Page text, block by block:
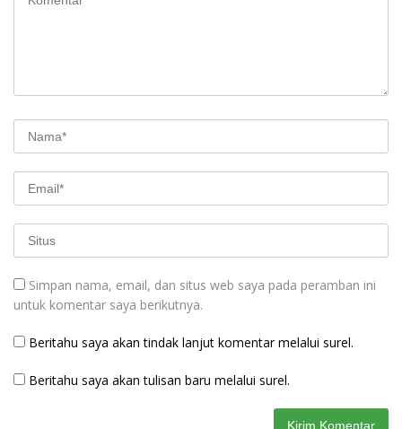
Simpan nama, email, dan situs web saya pada peramban ini
untuk komentar saya berikutnya.
Beritahu saya akan tindak lanjut komentar melalui surel.
Beritahu saya akan tulisan baru melalui surel.